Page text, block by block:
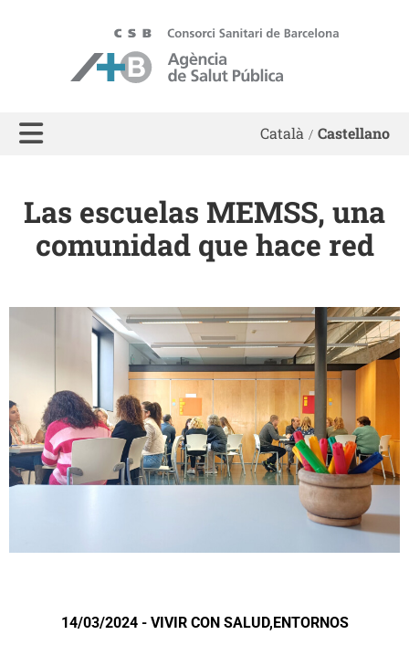
Català Castellano
Las escuelas MEMSS, una
comunidad que hace red
14/03/2024 - VIVIR CON SALUD,ENTORNOS